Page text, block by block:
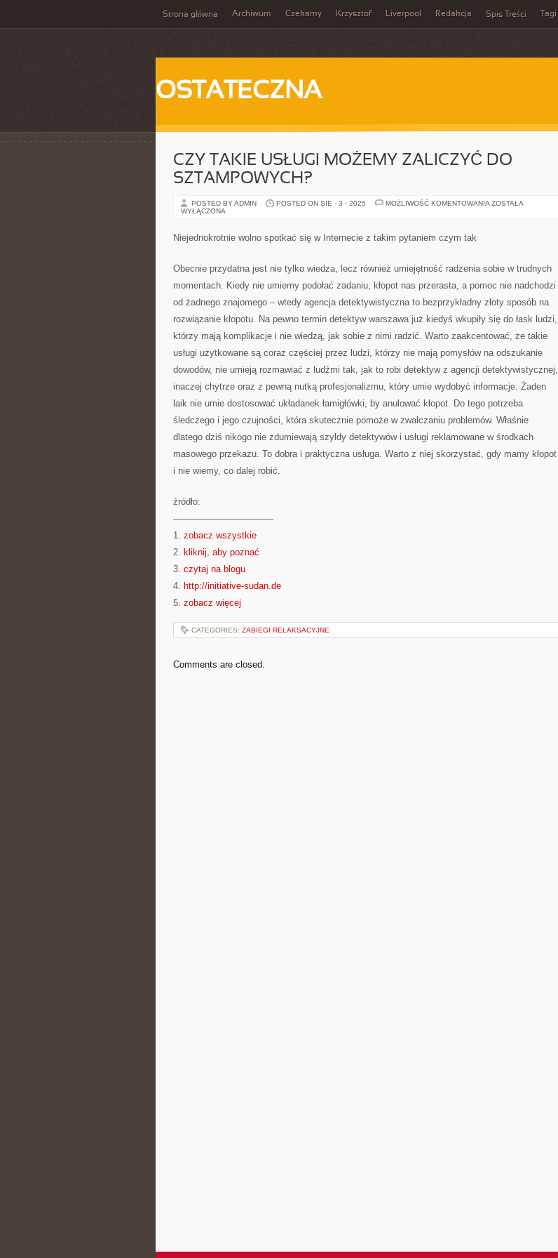
Strona główna Archiwum Czekamy Krzysztof Liverpool Redakcja Spis Treści Tagi
OSTATECZNA
CZY TAKIE USŁUGI MOŻEMY ZALICZYĆ DO
SZTAMPOWYCH?
POSTED BY ADMIN POSTED ON SIE - 3 - 2025 MOŻLIWOŚĆ KOMENTOWANIA CZY
ZOSTAŁA
WYŁĄCZONA
Niejednokrotnie wolno spotkać się w Internecie z takim pytaniem czym tak
Obecnie przydatna jest nie tylko wiedza, lecz również umiejętność radzenia sobie w trudnych
momentach. Kiedy nie umiemy podołać zadaniu, kłopot nas przerasta, a pomoc nie nadchodzi
od żadnego znajomego – wtedy agencja detektywistyczna to bezprzykładny złoty sposób na
rozwiązanie kłopotu. Na pewno termin detektyw warszawa już kiedyś wkupiły się do łask ludzi,
którzy mają komplikacje i nie wiedzą, jak sobie z nimi radzić. Warto zaakcentować, że takie
usługi użytkowane są coraz częściej przez ludzi, którzy nie mają pomysłów na odszukanie
dowodów, nie umieją rozmawiać z ludźmi tak, jak to robi detektyw z agencji detektywistycznej,
inaczej chytrze oraz z pewną nutką profesjonalizmu, który umie wydobyć informacje. Żaden
laik nie umie dostosować układanek łamigłówki, by anulować kłopot. Do tego potrzeba
śledczego i jego czujności, która skutecznie pomoże w zwalczaniu problemów. Właśnie
dlatego dziś nikogo nie zdumiewają szyldy detektywów i usługi reklamowane w środkach
masowego przekazu. To dobra i praktyczna usługa. Warto z niej skorzystać, gdy mamy kłopot
i nie wiemy, co dalej robić.
źródło:
———————————
1. zobacz wszystkie
2. kliknij, aby poznać
3. czytaj na blogu
4. http://initiative-sudan.de
5. zobacz więcej
CATEGORIES: ZABIEGI RELAKSACYJNE
Comments are closed.